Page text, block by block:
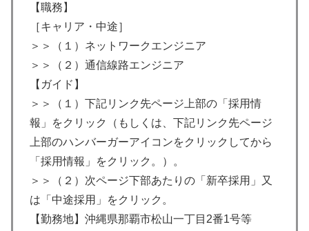
【職務】
［キャリア・中途］
＞＞（１）ネットワークエンジニア
＞＞（２）通信線路エンジニア
【ガイド】
＞＞（１）下記リンク先ページ上部の「採用情
報」をクリック（もしくは、下記リンク先ページ
上部のハンバーガーアイコンをクリックしてから
「採用情報」をクリック。）。
＞＞（２）次ページ下部あたりの「新卒採用」又
は「中途採用」をクリック。
【勤務地】沖縄県那覇市松山一丁目2番1号等